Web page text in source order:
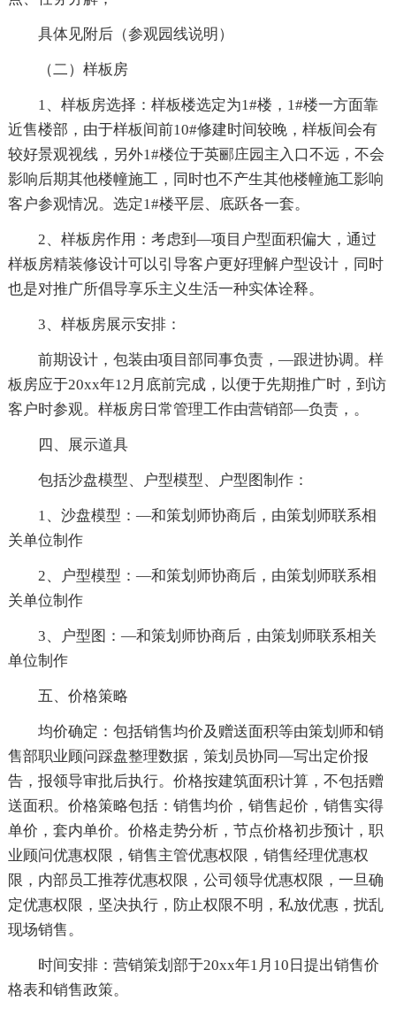
具体见附后（参观园线说明）
（二）样板房
1、样板房选择：样板楼选定为1#楼，1#楼一方面靠
近售楼部，由于样板间前10#修建时间较晚，样板间会有
较好景观视线，另外1#楼位于英郦庄园主入口不远，不会
影响后期其他楼幢施工，同时也不产生其他楼幢施工影响
客户参观情况。选定1#楼平层、底跃各一套。
2、样板房作用：考虑到—项目户型面积偏大，通过
样板房精装修设计可以引导客户更好理解户型设计，同时
也是对推广所倡导享乐主义生活一种实体诠释。
3、样板房展示安排：
前期设计，包装由项目部同事负责，—跟进协调。样
板房应于20xx年12月底前完成，以便于先期推广时，到访
客户时参观。样板房日常管理工作由营销部—负责，。
四、展示道具
包括沙盘模型、户型模型、户型图制作：
1、沙盘模型：—和策划师协商后，由策划师联系相
关单位制作
2、户型模型：—和策划师协商后，由策划师联系相
关单位制作
3、户型图：—和策划师协商后，由策划师联系相关
单位制作
五、价格策略
均价确定：包括销售均价及赠送面积等由策划师和销
售部职业顾问踩盘整理数据，策划员协同—写出定价报
告，报领导审批后执行。价格按建筑面积计算，不包括赠
送面积。价格策略包括：销售均价，销售起价，销售实得
单价，套内单价。价格走势分析，节点价格初步预计，职
业顾问优惠权限，销售主管优惠权限，销售经理优惠权
限，内部员工推荐优惠权限，公司领导优惠权限，一旦确
定优惠权限，坚决执行，防止权限不明，私放优惠，扰乱
现场销售。
时间安排：营销策划部于20xx年1月10日提出销售价
格表和销售政策。